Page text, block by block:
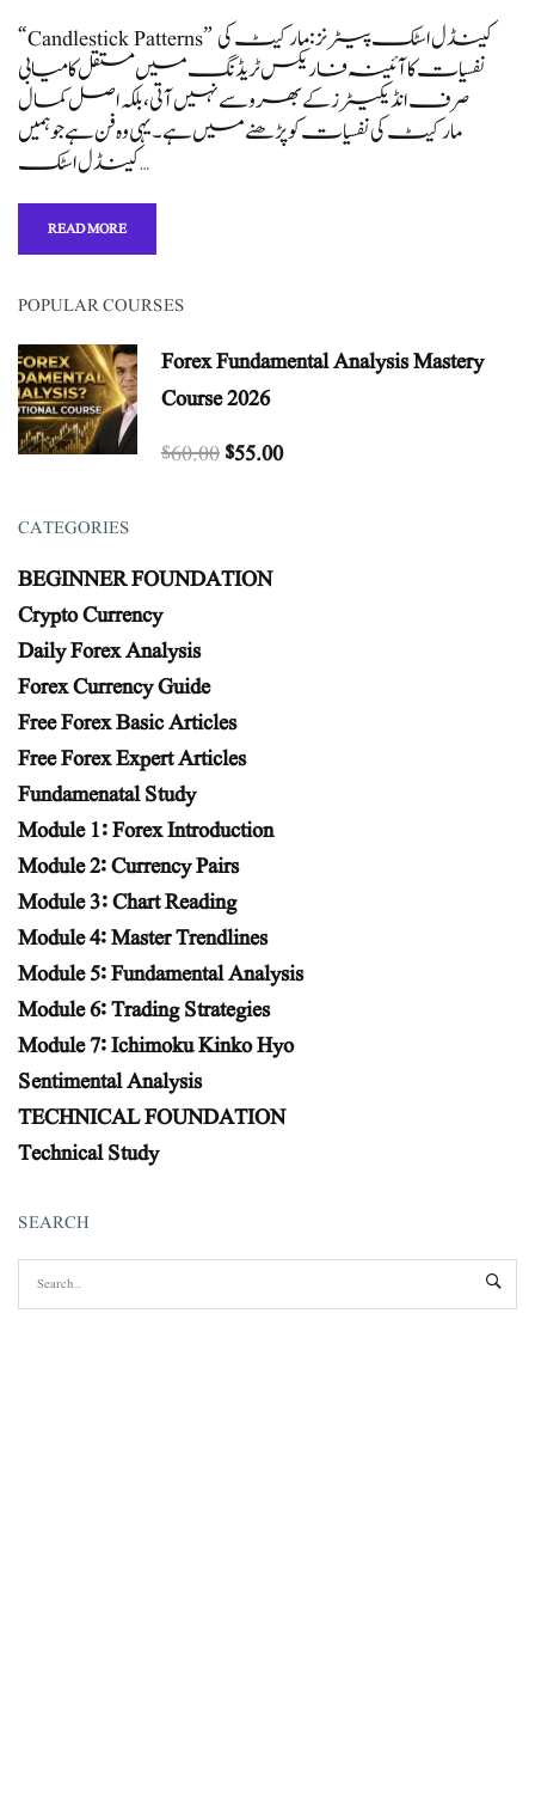
“Candlestick Patterns” کینڈل اسٹک پیٹرنز: مارکیٹ کی
نفسیات کا آئینہ فاریکس ٹریڈنگ میں مستقل کامیابی
صرف انڈیکیٹرز کے بھروسے نہیں آتی، بلکہ اصل کمال
مارکیٹ کی نفسیات کو پڑھنے میں ہے۔ یہی وہ فن ہے جو ہمیں
کینڈل اسٹک …
READ MORE
POPULAR COURSES
Forex Fundamental Analysis Mastery
Course 2026
$60.00$55.00
CATEGORIES
BEGINNER FOUNDATION
Crypto Currency
Daily Forex Analysis
Forex Currency Guide
Free Forex Basic Articles
Free Forex Expert Articles
Fundamenatal Study
Module 1: Forex Introduction
Module 2: Currency Pairs
Module 3: Chart Reading
Module 4: Master Trendlines
Module 5: Fundamental Analysis
Module 6: Trading Strategies
Module 7: Ichimoku Kinko Hyo
Sentimental Analysis
TECHNICAL FOUNDATION
Technical Study
SEARCH